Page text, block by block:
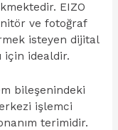
EIZO
ve fotoğraf
isteyen dijital
için idealdir.
bileşenindeki
işlemci
terimidir.